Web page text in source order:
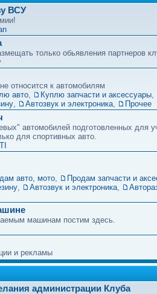
ВСУ
только обьявления партнеров
относится к автомобилям
авто, Куплю запчасти и аксессуары,
, Автозвук и электроника, Прочее
автомобилей подготовленных для
для спортивных авто.
авто, мото,
Продам запчасти и
, Автозвук и электроника,
машинам постим здесь.
и рекламы
администрации Клуба